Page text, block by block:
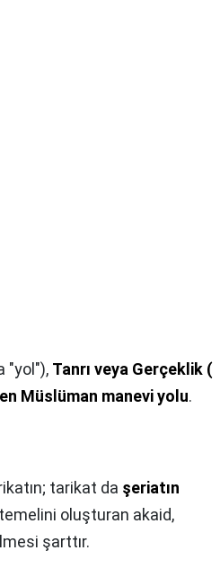
"yol"), Tanrı veya Gerçeklik (
Müslüman manevi yolu.
tarikat da şeriatın
oluşturan akaid,
şarttır.